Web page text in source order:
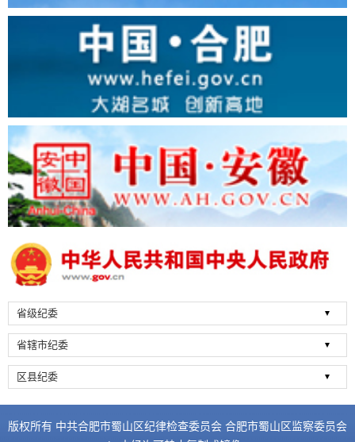
省级纪委
省辖市纪委
区县纪委
版权所有 中共合肥市蜀山区纪律检查委员会 合肥市蜀山区监察委员会